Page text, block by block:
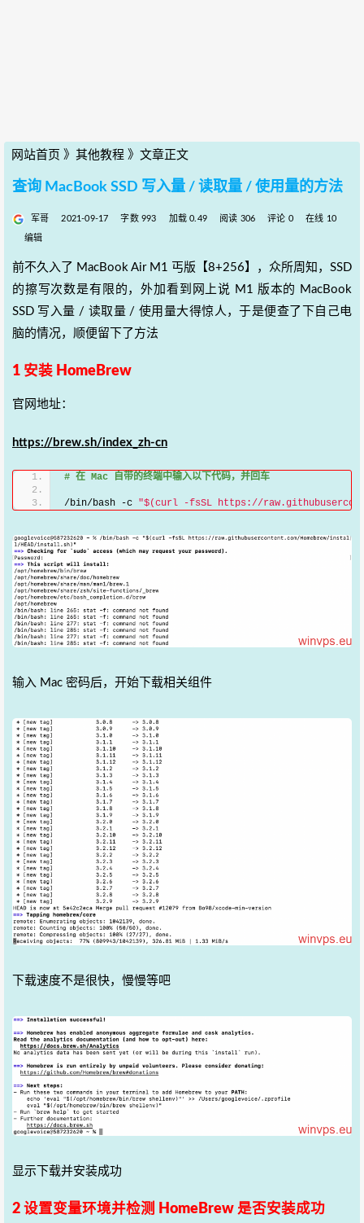
网站首页 》 其他教程 》 文章正文
查询 MacBook SSD 写入量 / 读取量 / 使用量的方法
军哥 2021-09-17 字数 993 加载 0.49 阅读 306 评论 0 在线 10
编辑
前不久入了 MacBook Air M1 丐版【8+256】，众所周知，SSD
的擦写次数是有限的，外加看到网上说 M1 版本的 MacBook
SSD 写入量 / 读取量 / 使用量大得惊人，于是便查了下自己电
脑的情况，顺便留下了方法
1 安装 HomeBrew
官网地址：
https://brew.sh/index_zh-cn
# 在 Mac 自带的终端中输入以下代码，并回车
/bin/bash -c "$(curl -fsSL https://
输入 Mac 密码后，开始下载相关组件
下载速度不是很快，慢慢等吧
显示下载并安装成功
2 设置变量环境并检测 HomeBrew 是否安装成功